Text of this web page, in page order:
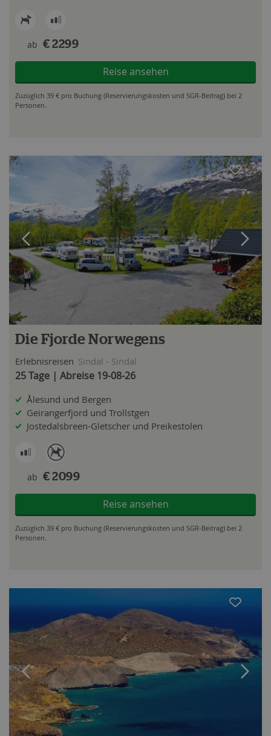
ab € 2299
Reise ansehen
Zuzüglich 39 € pro Buchung (Reservierungskosten und SGR-Beitrag) bei 2
Personen.
Die Fjorde Norwegens
Erlebnisreisen Sindal - Sindal
25 Tage | Abreise 19-08-26
Ålesund und Bergen
Geirangerfjord und Trollstgen
Jostedalsbreen-Gletscher und Preikestolen
ab € 2099
Reise ansehen
Zuzüglich 39 € pro Buchung (Reservierungskosten und SGR-Beitrag) bei 2
Personen.